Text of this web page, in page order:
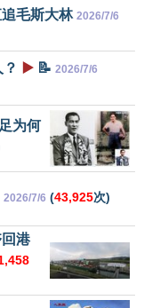
毛斯大林 2026/7/6
▶️ 📝 2026/7/6
为何
2026/7/6 (43,925次)
港